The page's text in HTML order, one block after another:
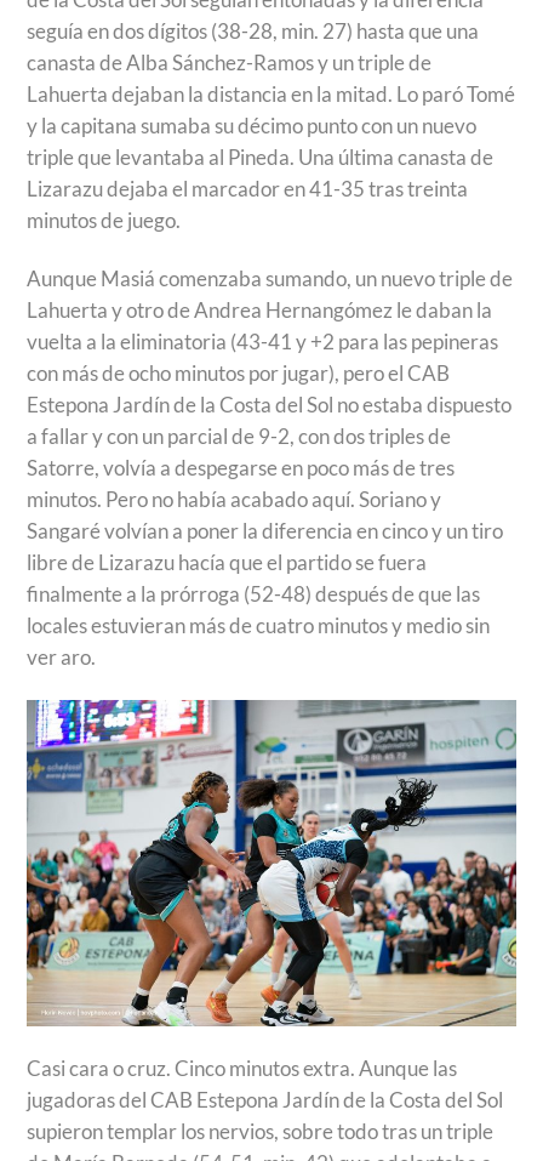
seguía en dos dígitos (38-28, min. 27) hasta que una
canasta de Alba Sánchez-Ramos y un triple de
Lahuerta dejaban la distancia en la mitad. Lo paró Tomé
y la capitana sumaba su décimo punto con un nuevo
triple que levantaba al Pineda. Una última canasta de
Lizarazu dejaba el marcador en 41-35 tras treinta
minutos de juego.
Aunque Masiá comenzaba sumando, un nuevo triple de
Lahuerta y otro de Andrea Hernangómez le daban la
vuelta a la eliminatoria (43-41 y +2 para las pepineras
con más de ocho minutos por jugar), pero el CAB
Estepona Jardín de la Costa del Sol no estaba dispuesto
a fallar y con un parcial de 9-2, con dos triples de
Satorre, volvía a despegarse en poco más de tres
minutos. Pero no había acabado aquí. Soriano y
Sangaré volvían a poner la diferencia en cinco y un tiro
libre de Lizarazu hacía que el partido se fuera
finalmente a la prórroga (52-48) después de que las
locales estuvieran más de cuatro minutos y medio sin
ver aro.
Casi cara o cruz. Cinco minutos extra. Aunque las
jugadoras del CAB Estepona Jardín de la Costa del Sol
supieron templar los nervios, sobre todo tras un triple